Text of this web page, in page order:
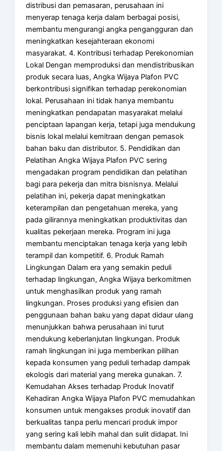
distribusi dan pemasaran, perusahaan ini
menyerap tenaga kerja dalam berbagai posisi,
membantu mengurangi angka pengangguran dan
meningkatkan kesejahteraan ekonomi
masyarakat. 4. Kontribusi terhadap Perekonomian
Lokal Dengan memproduksi dan mendistribusikan
produk secara luas, Angka Wijaya Plafon PVC
berkontribusi signifikan terhadap perekonomian
lokal. Perusahaan ini tidak hanya membantu
meningkatkan pendapatan masyarakat melalui
penciptaan lapangan kerja, tetapi juga mendukung
bisnis lokal melalui kemitraan dengan pemasok
bahan baku dan distributor. 5. Pendidikan dan
Pelatihan Angka Wijaya Plafon PVC sering
mengadakan program pendidikan dan pelatihan
bagi para pekerja dan mitra bisnisnya. Melalui
pelatihan ini, pekerja dapat meningkatkan
keterampilan dan pengetahuan mereka, yang
pada gilirannya meningkatkan produktivitas dan
kualitas pekerjaan mereka. Program ini juga
membantu menciptakan tenaga kerja yang lebih
terampil dan kompetitif. 6. Produk Ramah
Lingkungan Dalam era yang semakin peduli
terhadap lingkungan, Angka Wijaya berkomitmen
untuk menghasilkan produk yang ramah
lingkungan. Proses produksi yang efisien dan
penggunaan bahan baku yang dapat didaur ulang
menunjukkan bahwa perusahaan ini turut
mendukung keberlanjutan lingkungan. Produk
ramah lingkungan ini juga memberikan pilihan
kepada konsumen yang peduli terhadap dampak
ekologis dari material yang mereka gunakan. 7.
Kemudahan Akses terhadap Produk Inovatif
Kehadiran Angka Wijaya Plafon PVC memudahkan
konsumen untuk mengakses produk inovatif dan
berkualitas tanpa perlu mencari produk impor
yang sering kali lebih mahal dan sulit didapat. Ini
membantu dalam memenuhi kebutuhan pasar